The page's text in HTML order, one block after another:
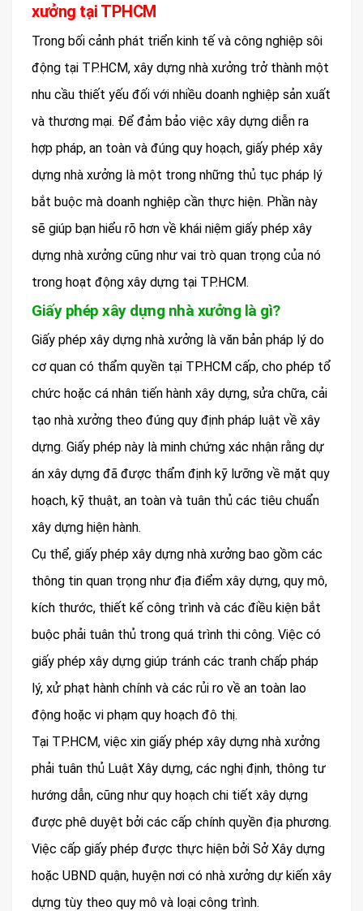
xưởng tại TPHCM
Trong bối cảnh phát triển kinh tế và công nghiệp sôi
động tại TP.HCM, xây dựng nhà xưởng trở thành một
nhu cầu thiết yếu đối với nhiều doanh nghiệp sản xuất
và thương mại. Để đảm bảo việc xây dựng diễn ra
hợp pháp, an toàn và đúng quy hoạch, giấy phép xây
dựng nhà xưởng là một trong những thủ tục pháp lý
bắt buộc mà doanh nghiệp cần thực hiện. Phần này
sẽ giúp bạn hiểu rõ hơn về khái niệm giấy phép xây
dựng nhà xưởng cũng như vai trò quan trọng của nó
trong hoạt động xây dựng tại TP.HCM.
Giấy phép xây dựng nhà xưởng là gì?
Giấy phép xây dựng nhà xưởng là văn bản pháp lý do
cơ quan có thẩm quyền tại TP.HCM cấp, cho phép tổ
chức hoặc cá nhân tiến hành xây dựng, sửa chữa, cải
tạo nhà xưởng theo đúng quy định pháp luật về xây
dựng. Giấy phép này là minh chứng xác nhận rằng dự
án xây dựng đã được thẩm định kỹ lưỡng về mặt quy
hoạch, kỹ thuật, an toàn và tuân thủ các tiêu chuẩn
xây dựng hiện hành.
Cụ thể, giấy phép xây dựng nhà xưởng bao gồm các
thông tin quan trọng như địa điểm xây dựng, quy mô,
kích thước, thiết kế công trình và các điều kiện bắt
buộc phải tuân thủ trong quá trình thi công. Việc có
giấy phép xây dựng giúp tránh các tranh chấp pháp
lý, xử phạt hành chính và các rủi ro về an toàn lao
động hoặc vi phạm quy hoạch đô thị.
Tại TP.HCM, việc xin giấy phép xây dựng nhà xưởng
phải tuân thủ Luật Xây dựng, các nghị định, thông tư
hướng dẫn, cũng như quy hoạch chi tiết xây dựng
được phê duyệt bởi các cấp chính quyền địa phương.
Việc cấp giấy phép được thực hiện bởi Sở Xây dựng
hoặc UBND quận, huyện nơi có nhà xưởng dự kiến xây
dựng tùy theo quy mô và loại công trình.